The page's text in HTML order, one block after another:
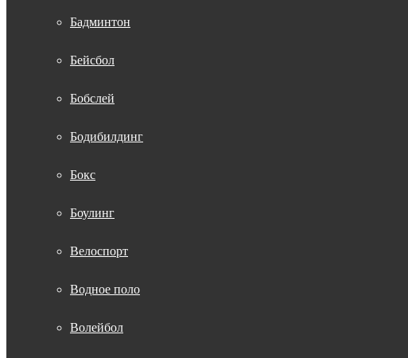
Бадминтон
Бейсбол
Бобслей
Бодибилдинг
Бокс
Боулинг
Велоспорт
Водное поло
Волейбол